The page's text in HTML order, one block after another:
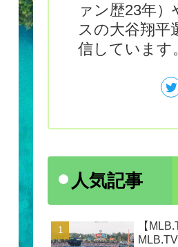
ァン歴23年
スの大谷翔平
信しています
人気記事
【